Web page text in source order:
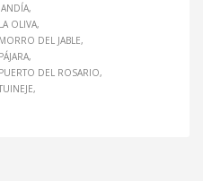
OLIVA
DEL JABLE
DEL ROSARIO